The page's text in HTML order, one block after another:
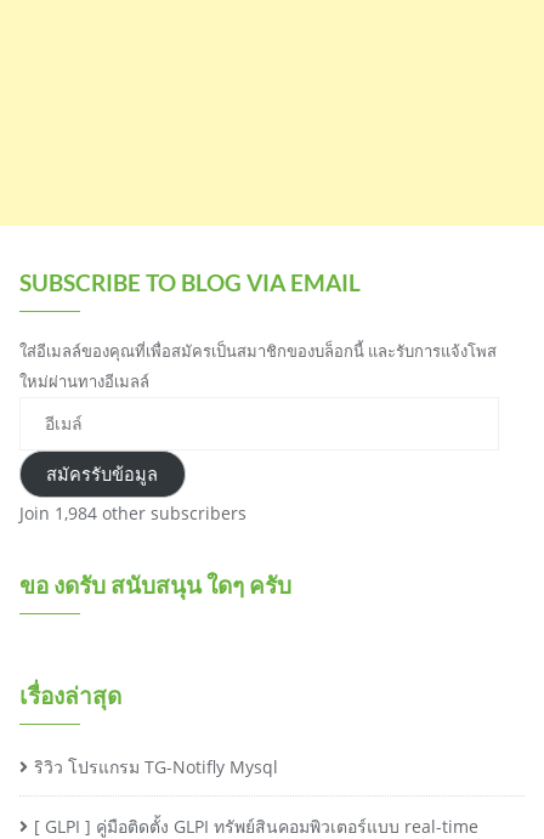
SUBSCRIBE TO BLOG VIA EMAIL
ใส่อีเมลล์ของคุณที่เพื่อสมัครเป็นสมาชิกของบล็อกนี้ และรับการแจ้งโพส
ใหม่ผ่านทางอีเมลล์
สมัครรับข้อมูล
Join 1,984 other subscribers
ขอ งดรับ สนับสนุน ใดๆ ครับ
เรื่องล่าสุด
ริวิว โปรแกรม TG-Notifly Mysql
[ GLPI ] คู่มือติดตั้ง GLPI ทรัพย์สินคอมพิวเตอร์แบบ real-time